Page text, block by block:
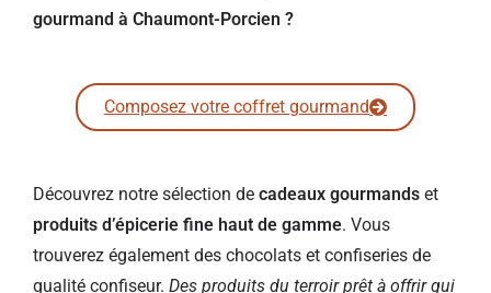
gourmand à Chaumont-Porcien ?
Composez votre coffret gourmand
Découvrez notre sélection de cadeaux gourmands et
produits d’épicerie fine haut de gamme. Vous
trouverez également des chocolats et confiseries de
qualité confiseur. Des produits du terroir prêt à offrir qui